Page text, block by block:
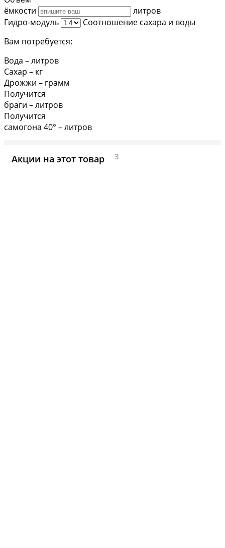
ёмкости
литров
Гидро-модуль
Соотношение сахара и воды
Вам потребуется:
Вода –литров
Сахар – кг
Дрожжи – грамм
Получится
браги –литров
Получится
самогона 40° –литров
Акции на этот товар 3